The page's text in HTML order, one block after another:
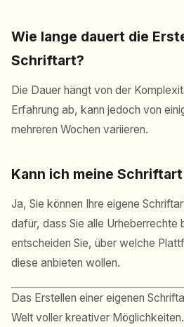
Wie lange dauert die
Schriftart?
Die Dauer hängt von der
Erfahrung ab, kann jedoch von
mehreren Wochen variieren.
Kann ich meine
Ja, Sie können Ihre eigene
dafür, dass Sie alle Urheberrechte
entscheiden Sie, über welche
diese anbieten wollen.
Das Erstellen einer eigenen
Welt voller kreativer